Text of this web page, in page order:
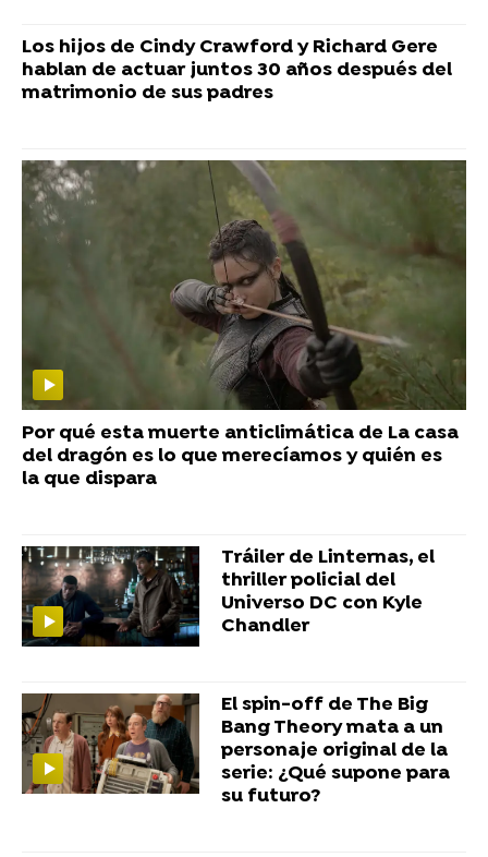
Los hijos de Cindy Crawford y Richard Gere
hablan de actuar juntos 30 años después del
matrimonio de sus padres
Por qué esta muerte anticlimática de La casa
del dragón es lo que merecíamos y quién es
la que dispara
Tráiler de Linternas, el
thriller policial del
Universo DC con Kyle
Chandler
El spin-off de The Big
Bang Theory mata a un
personaje original de la
serie: ¿Qué supone para
su futuro?